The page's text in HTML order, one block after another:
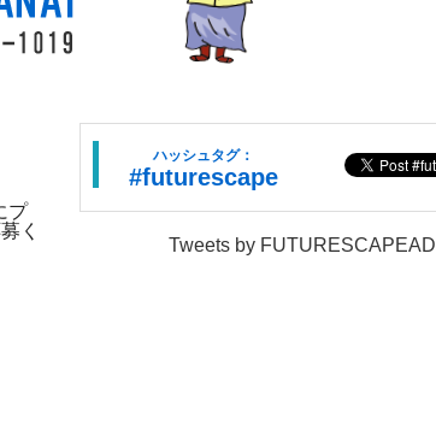
プ
く
ハッシュタグ：
#futurescape
Tweets by FUTURESCAPEAD